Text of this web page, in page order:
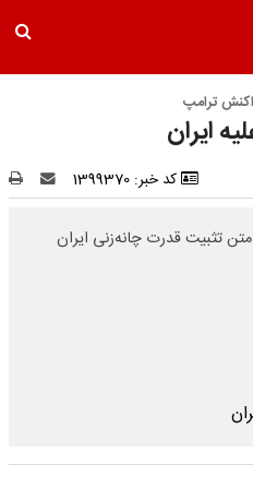
ترامپ
ایران
کد خبر: 1399370
تثبیت قدرت چانه‌زنی ایران